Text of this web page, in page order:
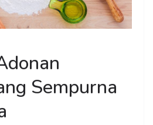
Sempurna